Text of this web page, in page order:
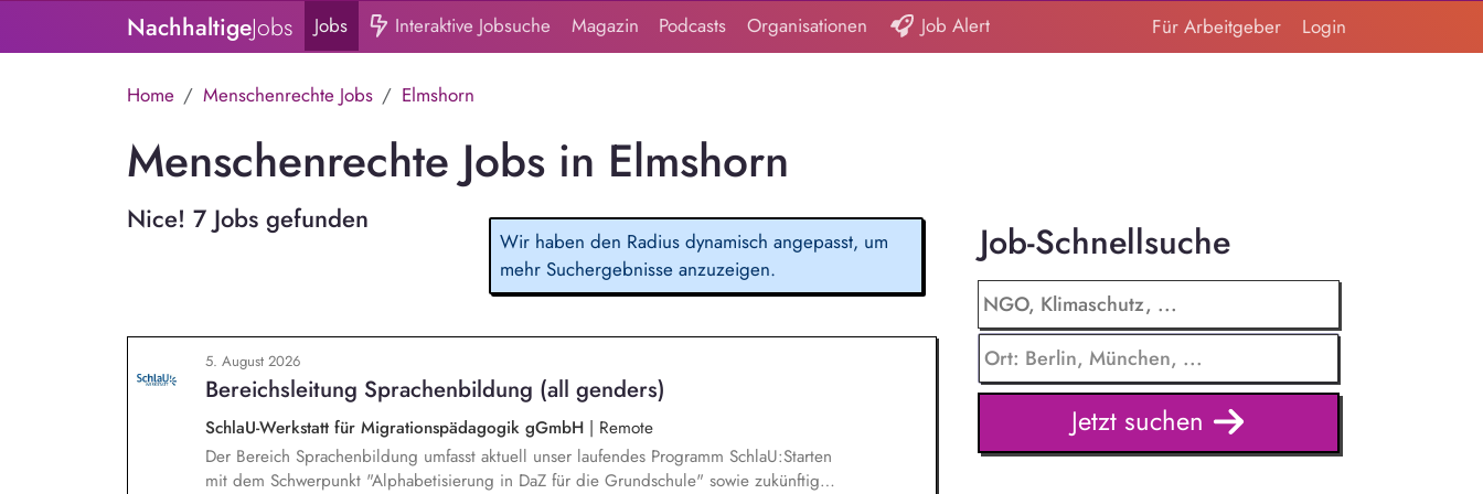
NachhaltigeJobs Jobs Interaktive Jobsuche Magazin Podcasts Organisationen Job Alert Für Arbeitgeber Login
Home Menschenrechte Jobs Elmshorn
Menschenrechte Jobs in Elmshorn
Nice! 7 Jobs gefunden
Wir haben den Radius dynamisch angepasst, um
mehr Suchergebnisse anzuzeigen.
5. August 2026
Bereichsleitung Sprachenbildung (all genders)
SchlaU-Werkstatt für Migrationspädagogik gGmbH | Remote
Der Bereich Sprachenbildung umfasst aktuell unser laufendes Programm SchlaU:Starten
mit dem Schwerpunkt "Alphabetisierung in DaZ für die Grundschule" sowie zukünftig
Job-Schnellsuche
Jetzt suchen